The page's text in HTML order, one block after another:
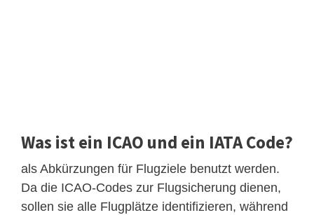
Was ist ein ICAO und ein IATA Code?
als Abkürzungen für Flugziele benutzt werden.
Da die ICAO-Codes zur Flugsicherung dienen,
sollen sie alle Flugplätze identifizieren, während